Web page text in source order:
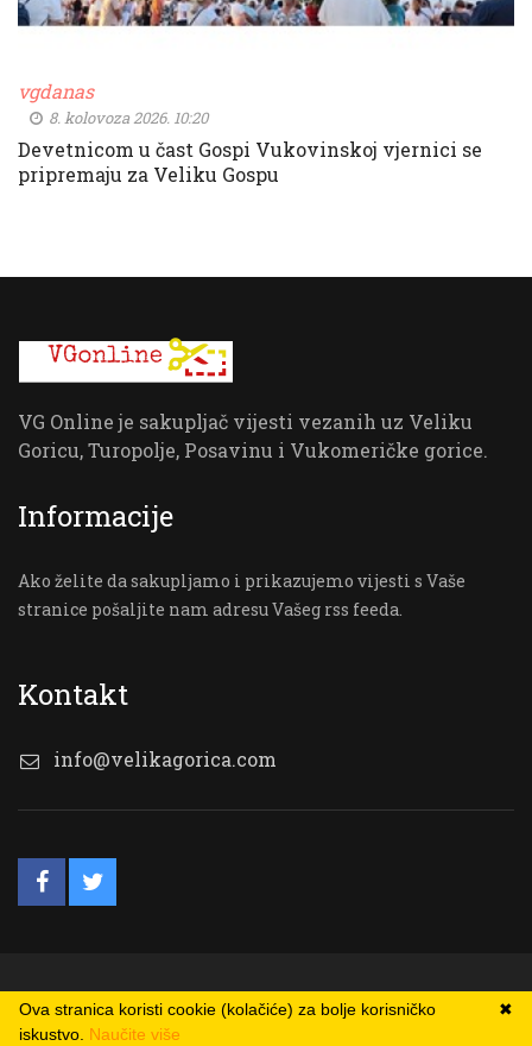
vgdanas
8. kolovoza 2026. 10:20
Devetnicom u čast Gospi Vukovinskoj vjernici se
pripremaju za Veliku Gospu
VG Online je sakupljač vijesti vezanih uz Veliku
Goricu, Turopolje, Posavinu i Vukomeričke gorice.
Informacije
Ako želite da sakupljamo i prikazujemo vijesti s Vaše
stranice pošaljite nam adresu Vašeg rss feeda.
Kontakt
info@velikagorica.com
© VG Online ✖
Ova stranica koristi cookie (kolačiće) za bolje korisničko
iskustvo. Naučite više